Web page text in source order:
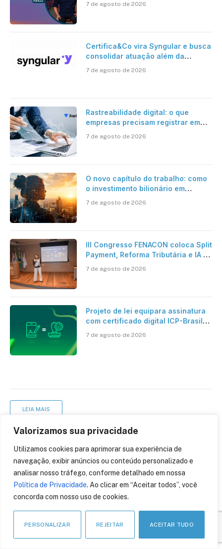
Valorizamos sua privacidade
Utilizamos cookies para aprimorar sua experiência de
navegação, exibir anúncios ou conteúdo personalizado e
analisar nosso tráfego, conforme detalhado em nossa
Política de Privacidade. Ao clicar em “Aceitar todos”, você
concorda com nosso uso de cookies.
PERSONALIZAR REJEITAR ACEITAR TUDO
7 de agosto de 2026
Certifica&Co vira Syngular e busca
consolidar atuação além da
7 de agosto de 2026
Rastreabilidade digital: o que
empresas precisam registrar em
7 de agosto de 2026
O novo capítulo do trabalho: como
o investimento bilionário em
verdadeira era da inteligência
7 de agosto de 2026
III Congresso FENACON coloca Split
Payment, Reforma Tributária e IA no
7 de agosto de 2026
Projeto de lei equipara assinatura
com certificado digital ICP-Brasil
cartório
7 de agosto de 2026
LEIA MAIS